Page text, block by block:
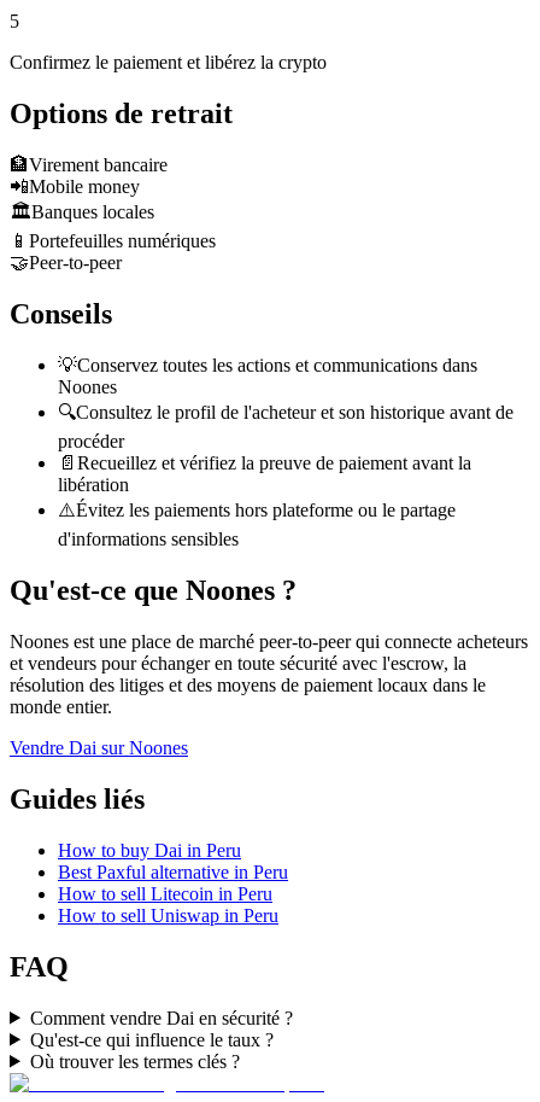
5
Confirmez le paiement et libérez la crypto
Options de retrait
🏦Virement bancaire
📲Mobile money
🏛️Banques locales
📱 Portefeuilles numériques
🤝Peer-to-peer
Conseils
💡Conservez toutes les actions et communications dans
Noones
🔍Consultez le profil de l'acheteur et son historique avant de
procéder
📄 Recueillez et vérifiez la preuve de paiement avant la
libération
⚠️Évitez les paiements hors plateforme ou le partage
d'informations sensibles
Qu'est-ce que Noones ?
Noones est une place de marché peer-to-peer qui connecte acheteurs
et vendeurs pour échanger en toute sécurité avec l'escrow, la
résolution des litiges et des moyens de paiement locaux dans le
monde entier.
Vendre Dai sur Noones
Guides liés
How to buy Dai in Peru
Best Paxful alternative in Peru
How to sell Litecoin in Peru
How to sell Uniswap in Peru
FAQ
Comment vendre Dai en sécurité ?
Qu'est-ce qui influence le taux ?
Où trouver les termes clés ?